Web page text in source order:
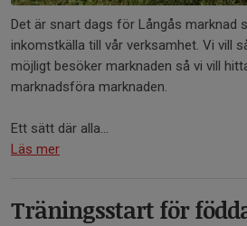
Det är snart dags för Långås marknad
inkomstkälla till vår verksamhet. Vi vill
möjligt besöker marknaden så vi vill
marknadsföra marknaden.
Ett sätt där alla...
Läs mer
Träningsstart för